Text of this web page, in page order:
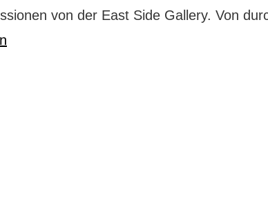
von der East Side Gallery. Von